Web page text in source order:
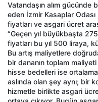
Vatandaşın alım gücünde
eden İzmir Kasaplar Odası
fiyatları ve asgari ücret
“Geçen yıl büyükbaşta
fiyatları bu yıl 500 liraya,
Bu artış maliyetlere
bir dananın toplam
hisse bedelleri ise
aslında olan şey aynı; bir
hizmetle birlikte asgari